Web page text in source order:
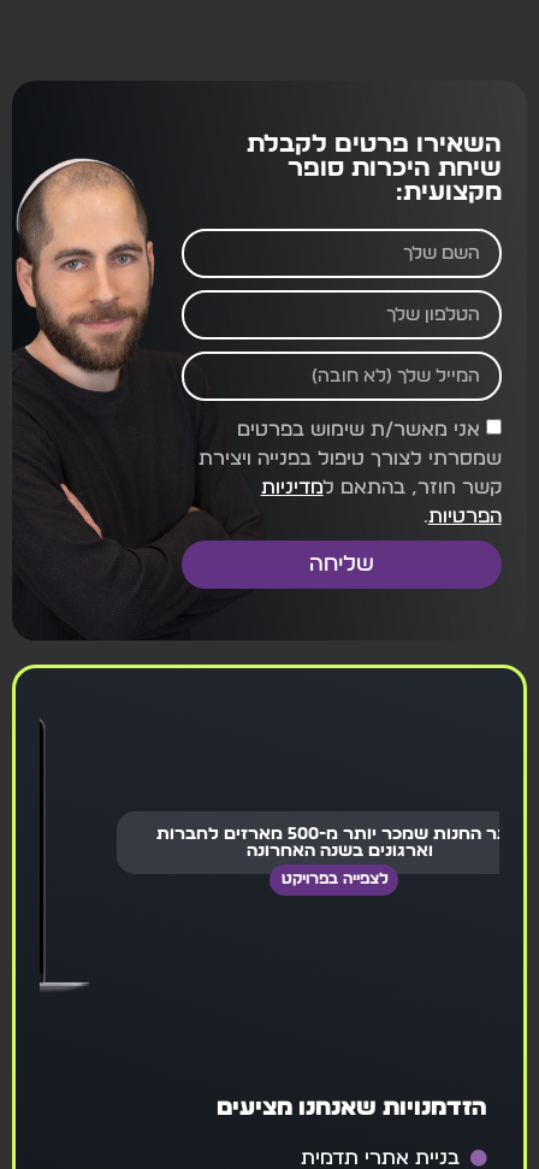
השאירו פרטים לקבלת
שיחת היכרות סופר
מקצועית:
אני מאשר/ת שימוש בפרטים
שמסרתי לצורך טיפול בפנייה ויצירת
קשר חוזר, בהתאם למדיניות
הפרטיות.
שליחה
אתר החנות שמכר יותר מ-500 מארזים לחברות
וארגונים בשנה האחרונה
לצפייה בפרויקט
הזדמנויות שאנחנו מציעים
בניית אתרי תדמית